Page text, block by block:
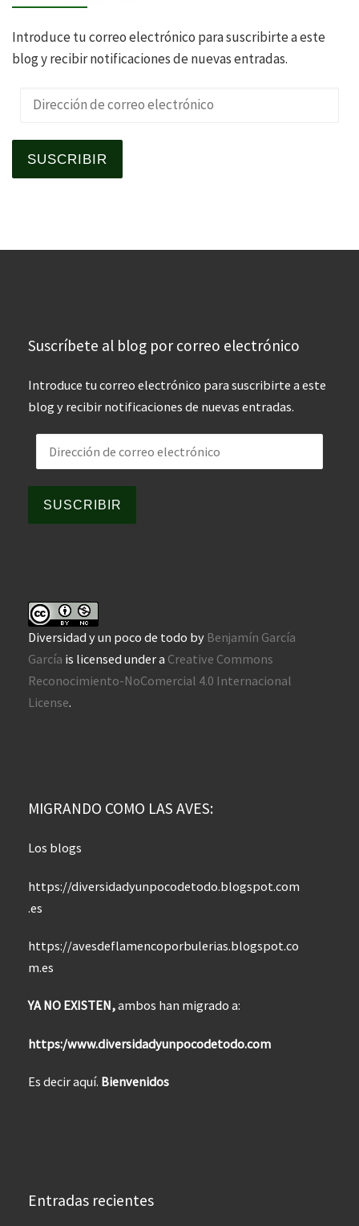
Introduce tu correo electrónico para suscribirte a este
blog y recibir notificaciones de nuevas entradas.
Dirección de correo electrónico
SUSCRIBIR
Suscríbete al blog por correo electrónico
Introduce tu correo electrónico para suscribirte a este
blog y recibir notificaciones de nuevas entradas.
Dirección de correo electrónico
SUSCRIBIR
Diversidad y un poco de todo by Benjamín García
García is licensed under a Creative Commons
Reconocimiento-NoComercial 4.0 Internacional
License.
MIGRANDO COMO LAS AVES:
Los blogs
https://diversidadyunpocodetodo.blogspot.com
.es
https://avesdeflamencoporbulerias.blogspot.co
m.es
YA NO EXISTEN,ambos han migrado a:
https:/www.diversidadyunpocodetodo.com
Es decir aquí. Bienvenidos
Entradas recientes